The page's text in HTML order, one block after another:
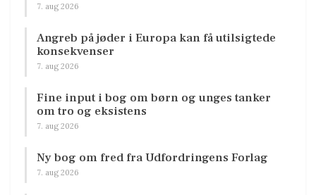
7. aug 2026
Angreb på jøder i Europa kan få utilsigtede
konsekvenser
7. aug 2026
Fine input i bog om børn og unges tanker
om tro og eksistens
7. aug 2026
Ny bog om fred fra Udfordringens Forlag
7. aug 2026